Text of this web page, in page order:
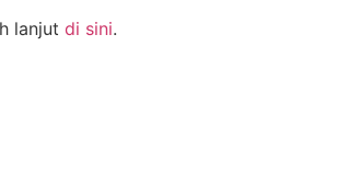
lanjut di sini.